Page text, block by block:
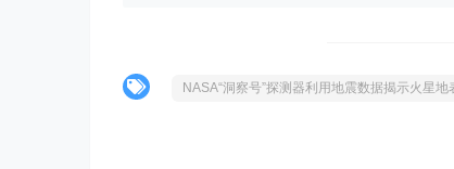
NASA“洞察号”探测器利用地震数据揭示火星